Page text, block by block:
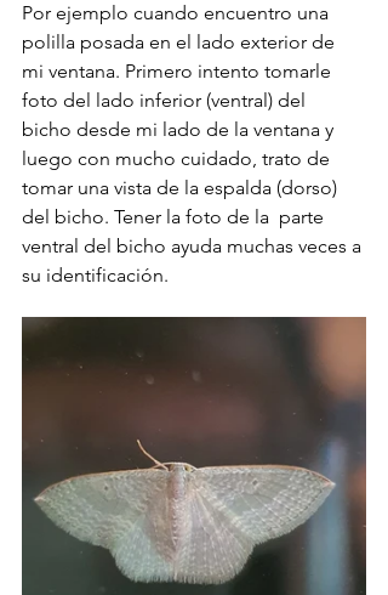
Por ejemplo cuando encuentro una
polilla posada en el lado exterior de
mi ventana. Primero intento tomarle
foto del lado inferior (ventral) del
bicho desde mi lado de la ventana y
luego con mucho cuidado, trato de
tomar una vista de la espalda (dorso)
del bicho. Tener la foto de la  parte
ventral del bicho ayuda muchas veces a
su identificación.